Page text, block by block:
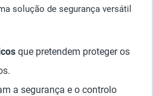
solução de segurança versátil
que pretendem proteger os
a segurança e o controlo